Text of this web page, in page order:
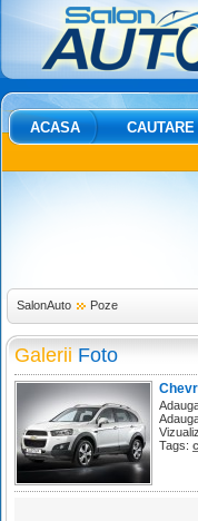
ACASA CAUTARE
SalonAuto Poze
Galerii Foto
Tags: